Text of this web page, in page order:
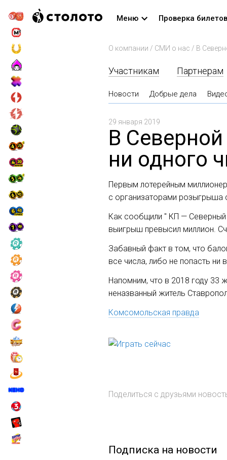
Меню Проверка билетов
О компании / СМИ о нас /
Участникам Партнерам
Новости Добрые дела
29 января 2019
В Северной
ни одного
Первым лотерейным
с организаторами розыгрыша
Как сообщили " КП — Северный
выигрыш превысил миллион.
Забавный факт в том, что
все числа, либо не попасть ни
Напомним, что в 2018 году 33
неназванный житель
Комсомольская правда
Поделиться с друзьями
Подписка на новости